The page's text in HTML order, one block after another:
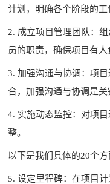
计划，明确各个阶段的工
2. 成立项目管理团队：
员的职责，确保项目有人
3. 加强沟通与协调：项
合，加强沟通与协调是关
4. 实施动态监控：对项
整。
以下是我们具体的20个方
5. 设定里程碑：在项目